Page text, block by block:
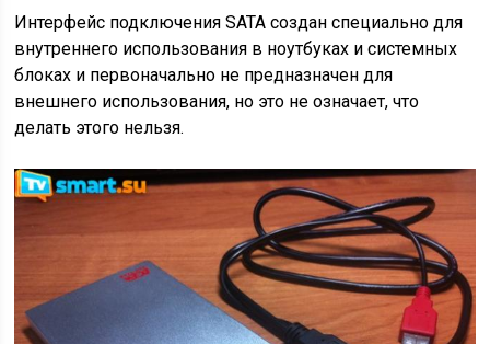
Интерфейс подключения SATA создан специально для
внутреннего использования в ноутбуках и системных
блоках и первоначально не предназначен для
внешнего использования, но это не означает, что
делать этого нельзя.